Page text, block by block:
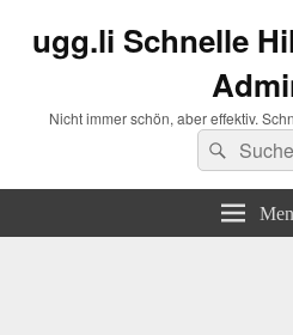
ugg.li Schnelle
Nicht immer schön, aber effektiv.
Suchen
nach: